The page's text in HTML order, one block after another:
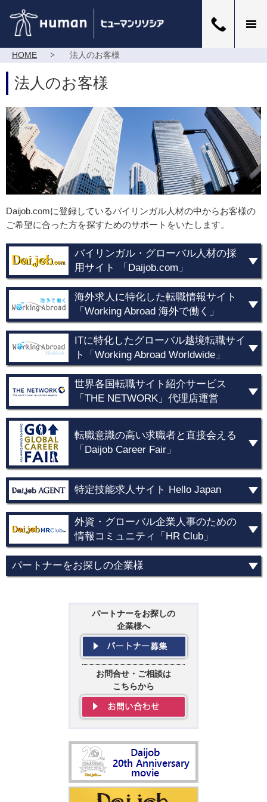
HOME 法人のお客様
法人のお客様
Daijob.comに登録しているバイリンガル人材の中からお客様の
ご希望に合った方を探すためのサポートをいたします。
バイリンガル・グローバル人材の採
用サイト 「Daijob.com」
海外求人に特化した転職情報サイト
「Working Abroad 海外で働く」
ITに特化したグローバル越境転職サイ
ト「Working Abroad Worldwide」
世界各国転職サイト紹介サービス
「THE NETWORK」代理店運営
転職意識の高い求職者と直接会える
「Daijob Career Fair」
特定技能求人サイト Hello Japan
外資・グローバル企業人事のための
情報コミュニティ「HR Club」
パートナーをお探しの企業様
パートナーをお探しの
企業様へ
お問合せ・ご相談は
こちらから